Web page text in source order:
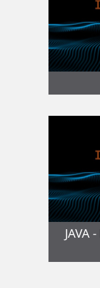
JAVA